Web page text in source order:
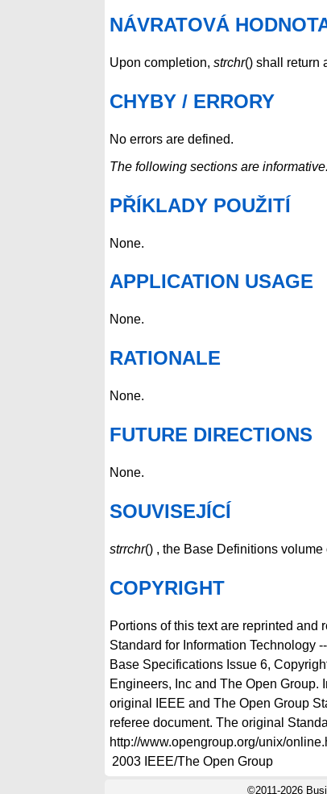
NÁVRATOVÁ
Upon completion, strchr() shall return
CHYBY / ERRORY
No errors are defined.
The following sections are informative.
PŘÍKLADY POUŽITÍ
None.
APPLICATION USAGE
None.
RATIONALE
None.
FUTURE DIRECTIONS
None.
SOUVISEJÍCÍ
strrchr() , the Base Definitions
COPYRIGHT
Portions of this text are reprinted and
Standard for Information Technology
Base Specifications Issue 6,
Engineers, Inc and The Open
original IEEE and The Open Group
referee document. The original
http://www.opengroup.org/unix/
2003 IEEE/The Open Group
©2011-2026